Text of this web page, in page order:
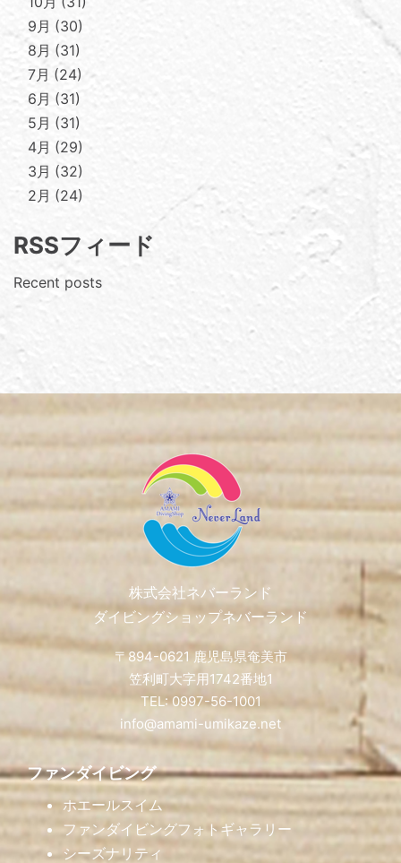
9月
30
8月
31
7月
24
6月
31
5月
31
4月
29
3月
32
2月
24
RSSフィード
Recent posts
Footer
株式会社ネバーランド
ダイビングショップネバーランド
〒894-0621 鹿児島県奄美市
笠利町大字用1742番地1
TEL: 0997-56-1001
info@amami-umikaze.net
ファンダイビング
ホエールスイム
ファンダイビングフォトギャラリー
シーズナリティ